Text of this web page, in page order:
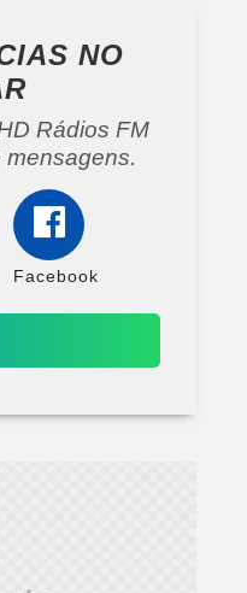
NO
Rádios FM
Facebook